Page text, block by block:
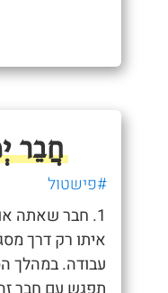
חֲבֵר
#פישטול
1. חבר שאתה
איתו רק דרך
עבודה. במהלך